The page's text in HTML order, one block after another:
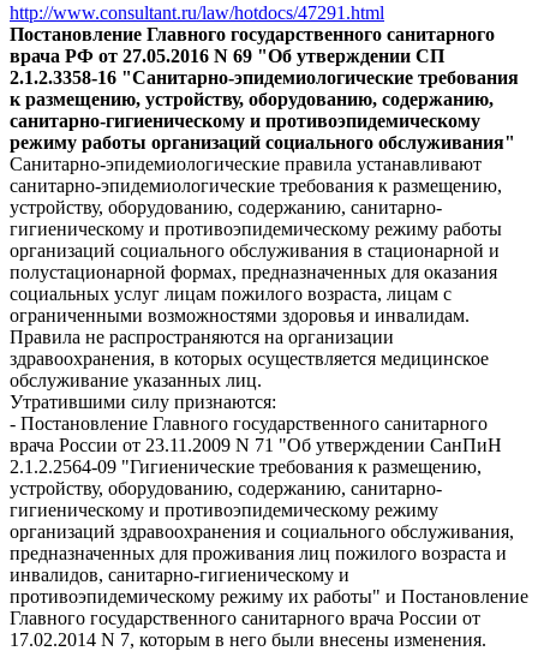
http://www.consultant.ru/law/hotdocs/47291.html
Постановление Главного государственного санитарного
врача РФ от 27.05.2016 N 69 "Об утверждении СП
2.1.2.3358-16 "Санитарно-эпидемиологические требования
к размещению, устройству, оборудованию, содержанию,
санитарно-гигиеническому и противоэпидемическому
режиму работы организаций социального обслуживания"
Санитарно-эпидемиологические правила устанавливают
санитарно-эпидемиологические требования к размещению,
устройству, оборудованию, содержанию, санитарно-
гигиеническому и противоэпидемическому режиму работы
организаций социального обслуживания в стационарной и
полустационарной формах, предназначенных для оказания
социальных услуг лицам пожилого возраста, лицам с
ограниченными возможностями здоровья и инвалидам.
Правила не распространяются на организации
здравоохранения, в которых осуществляется медицинское
обслуживание указанных лиц.
Утратившими силу признаются:
- Постановление Главного государственного санитарного
врача России от 23.11.2009 N 71 "Об утверждении СанПиН
2.1.2.2564-09 "Гигиенические требования к размещению,
устройству, оборудованию, содержанию, санитарно-
гигиеническому и противоэпидемическому режиму
организаций здравоохранения и социального обслуживания,
предназначенных для проживания лиц пожилого возраста и
инвалидов, санитарно-гигиеническому и
противоэпидемическому режиму их работы" и Постановление
Главного государственного санитарного врача России от
17.02.2014 N 7, которым в него были внесены изменения.